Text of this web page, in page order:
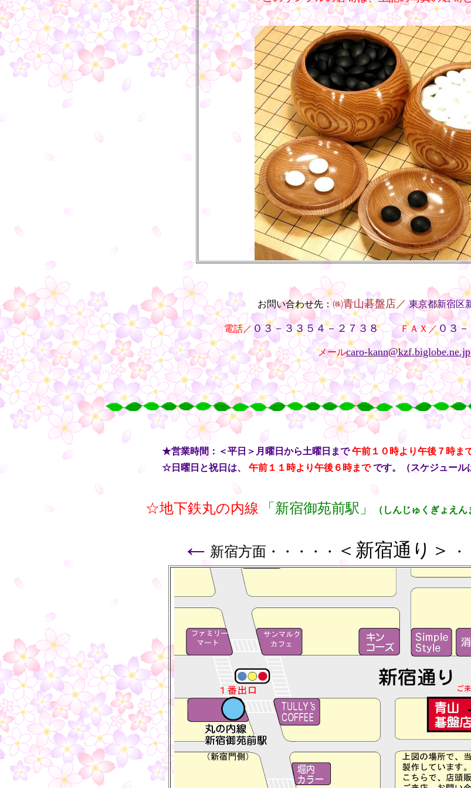
お問い合わせ先：㈱青山碁盤店／ 東京都新宿区
・・電話／０３－３３５４－２７３８・・ ＦＡＸ／０３
メールcaro-kann@kzf.biglobe.ne.jp
○
○
○
★営業時間：＜平日＞月曜日から土曜日まで 午前１０時より午後７時ま
☆日曜日と祝日は、 午前１１時より午後６時まで です。（スケジュール
☆地下鉄丸の内線 「新宿御苑前駅」 （しんじゅくぎょえん
← 新宿方面・・・・・ ＜新宿通り＞